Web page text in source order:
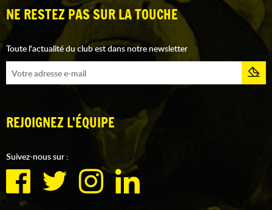
NE RESTEZ PAS SUR LA TOUCHE
Toute l'actualité du club est dans notre newsletter
REJOIGNEZ L'ÉQUIPE
Suivez-nous sur :